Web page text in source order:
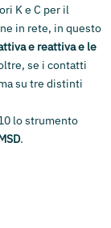
K e C per il
in rete, in questo
e reattiva e le
se i contatti
su tre distinti
lo strumento
.